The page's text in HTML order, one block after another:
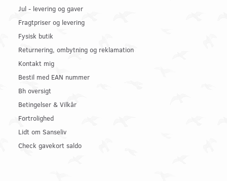
Jul - levering og gaver
Fragtpriser og levering
Fysisk butik
Returnering, ombytning og reklamation
Kontakt mig
Bestil med EAN nummer
Bh oversigt
Betingelser & Vilkår
Fortrolighed
Lidt om Sanseliv
Check gavekort saldo